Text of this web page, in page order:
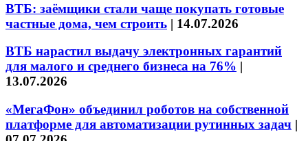
ВТБ: заёмщики стали чаще покупать готовые
частные дома, чем строить | 14.07.2026
ВТБ нарастил выдачу электронных гарантий
для малого и среднего бизнеса на 76% |
13.07.2026
«МегаФон» объединил роботов на собственной
платформе для автоматизации рутинных задач |